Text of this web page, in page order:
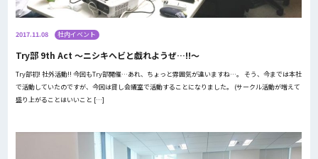
2017.11.08 社内イベント
Try部 9th Act 〜ニシキヘビと戯れようぜ…!!〜
Try部初! 社外活動!! 今回もTry部開催…あれ、ちょっと雰囲気が違いますね…。 そう、今までは本社
で活動していたのですが、今回は貸し会議室で活動することになりました。 (サークル活動が増えて
盛り上がることはいいこと […]